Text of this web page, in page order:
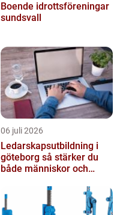
Boende idrottsföreningar
sundsvall
06 juli 2026
Ledarskapsutbildning i
göteborg så stärker du
både människor och